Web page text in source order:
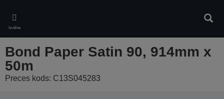
main
content
Izvēlne
Bond Paper Satin 90, 914mm x
50m
Preces kods: C13S045283